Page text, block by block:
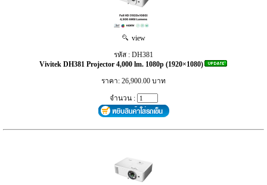
view
รหัส : DH381
Vivitek DH381 Projector 4,000 lm. 1080p (1920×1080)
ราคา: 26,900.00 บาท
จำนวน :